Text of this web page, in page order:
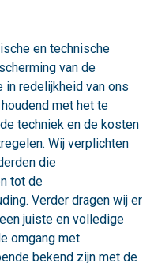
en technische
van de
redelijkheid van ons
met het te
techniek en de kosten
Wij verplichten
die
tot de
Verder dragen wij er
juiste en volledige
omgang met
bekend zijn met de